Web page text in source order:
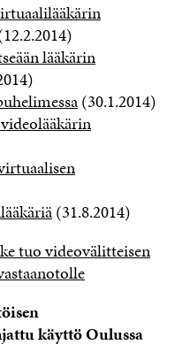
lääkärin
(30.1.2014)
(31.8.2014)
tuo videovälitteisen
käyttö Oulussa